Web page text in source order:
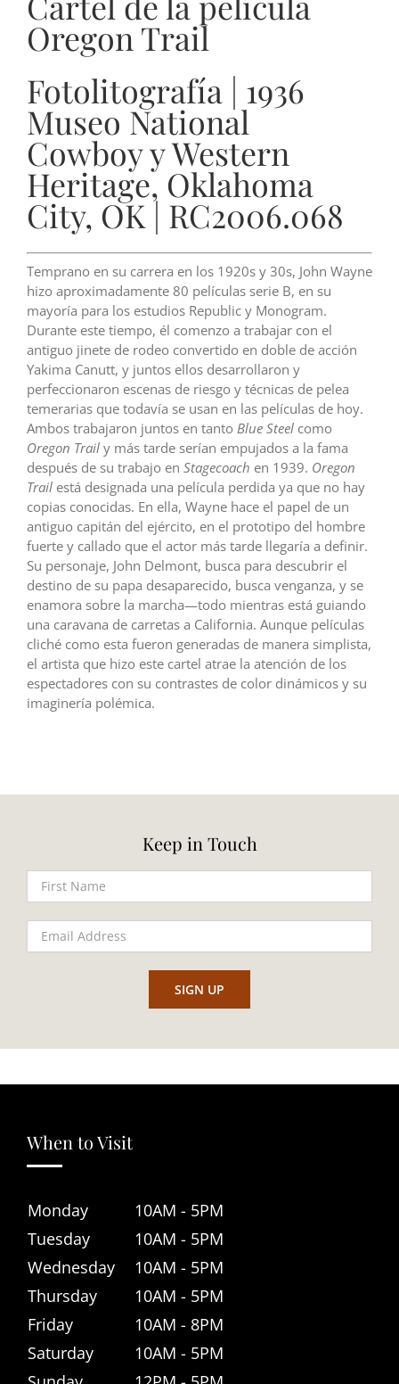
Oregon Trail
Fotolitografía | 1936
Museo National
Cowboy y Western
Heritage, Oklahoma
City, OK | RC2006.068
Temprano en su carrera en los 1920s y 30s, John Wayne
hizo aproximadamente 80 películas serie B, en su
mayoría para los estudios Republic y Monogram.
Durante este tiempo, él comenzo a trabajar con el
antiguo jinete de rodeo convertido en doble de acción
Yakima Canutt, y juntos ellos desarrollaron y
perfeccionaron escenas de riesgo y técnicas de pelea
temerarias que todavía se usan en las películas de hoy.
Ambos trabajaron juntos en tanto Blue Steelcomo
Oregon Traily más tarde serían empujados a la fama
después de su trabajo en Stagecoach en 1939. Oregon
Trailestá designada una película perdida ya que no hay
copias conocidas. En ella, Wayne hace el papel de un
antiguo capitán del ejército, en el prototipo del hombre
fuerte y callado que el actor más tarde llegaría a definir.
Su personaje, John Delmont, busca para descubrir el
destino de su papa desaparecido, busca venganza, y se
enamora sobre la marcha—todo mientras está guiando
una caravana de carretas a California. Aunque películas
cliché como esta fueron generadas de manera simplista,
el artista que hizo este cartel atrae la atención de los
espectadores con su contrastes de color dinámicos y su
imaginería polémica.
Keep in Touch
When to Visit
Monday
10AM - 5PM
Tuesday
10AM - 5PM
Wednesday
10AM - 5PM
Thursday
10AM - 5PM
Friday
10AM - 8PM
Saturday
10AM - 5PM